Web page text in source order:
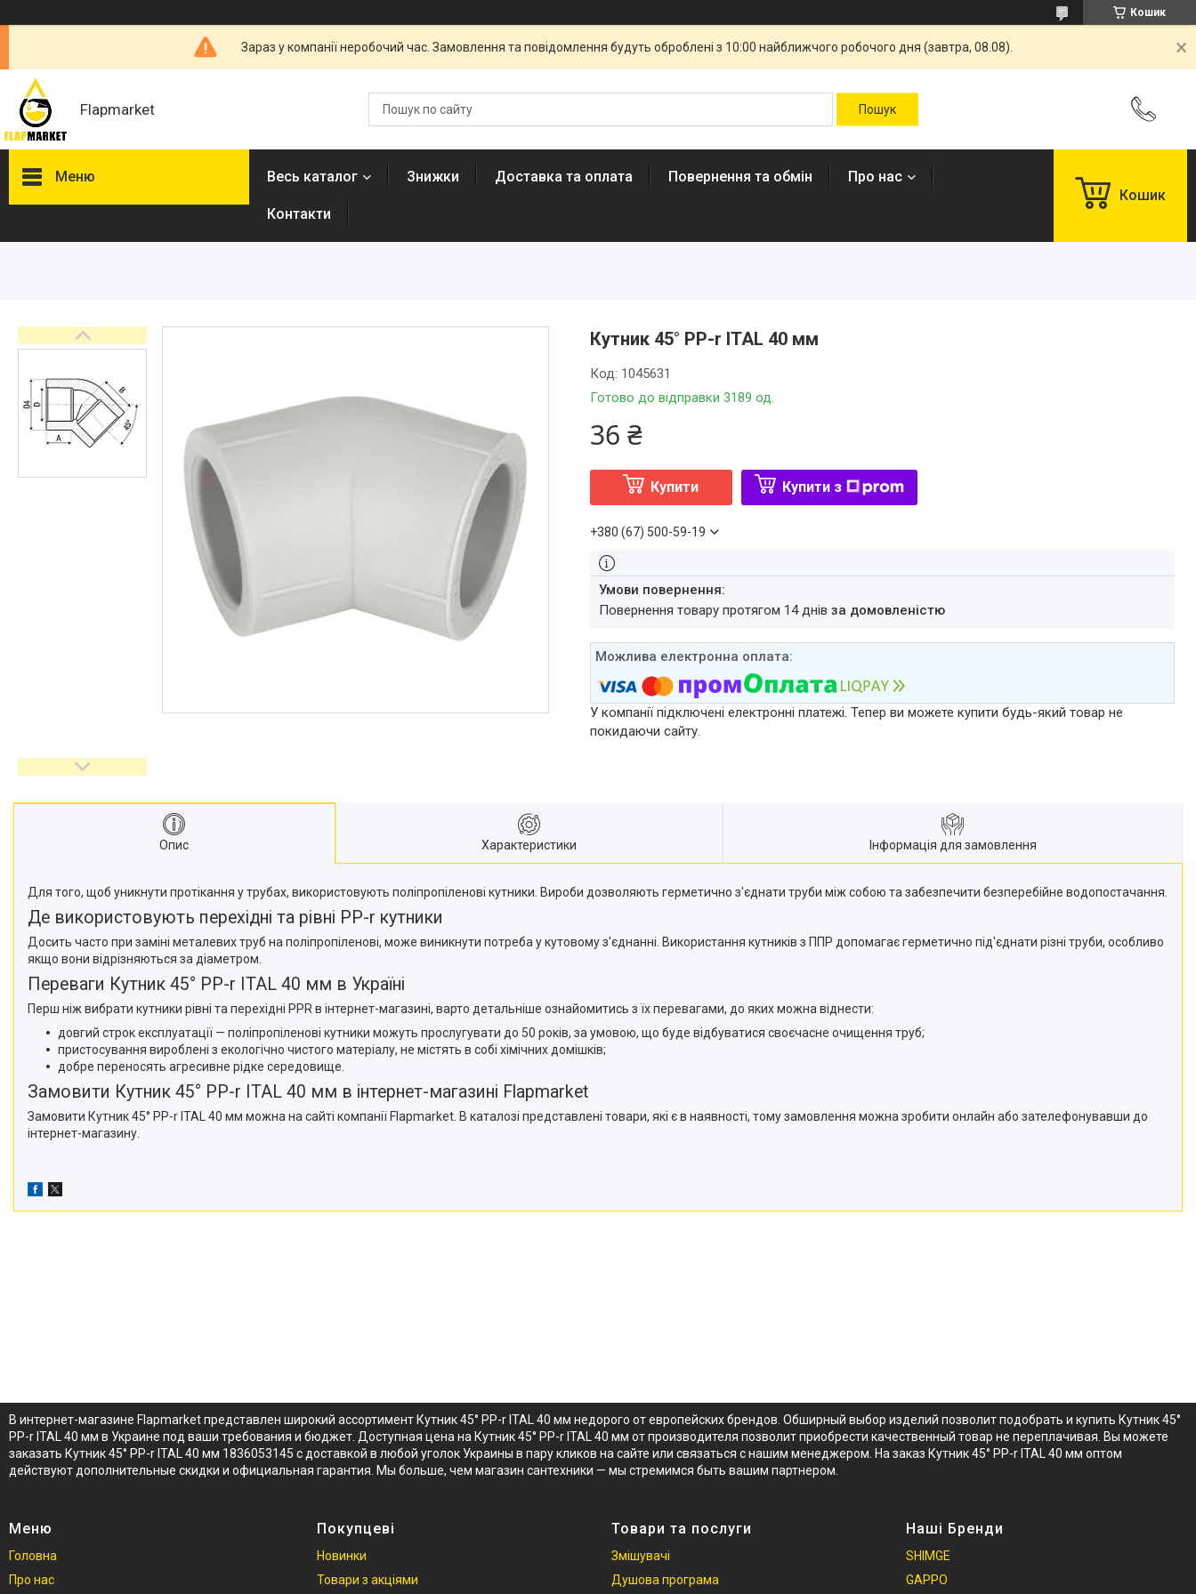
Кошик
Зараз у компанії неробочий час. Замовлення та повідомлення будуть оброблені з 10:00 найближчого робочого дня (завтра, 08.08).
Flapmarket
Меню
Душові трапи, дренажні
Аксесуари для ванної
кімнати
Запчастини та комплектуючі
Гнучкі шланги (підведення)
Матеріали для влаштування
Пакувальні сантехнічні
Весь каталог Знижки Доставка та оплата Повернення та обмін Про нас
Контакти
Кошик
Кутник 45° PP-r ITAL 40 мм
Готово до відправки 3189 од.
Код: 1045631
36 ₴
Купити Купити з
+380 (67) 500-59-19
повернення товару протягом 14 днів за домовленістю
У компанії підключені електронні платежі. Тепер ви можете купити будь-який товар не
покидаючи сайту.
Опис Характеристики Інформація для замовлення
Для того, щоб уникнути протікання у трубах, використовують поліпропіленові кутники. Вироби дозволяють герметично з'єднати труби між собою та забезпечити безперебійне водопостачання.
Де використовують перехідні та рівні PP-r кутники
Досить часто при заміні металевих труб на поліпропіленові, може виникнути потреба у кутовому з'єднанні. Використання кутників з ППР допомагає герметично під'єднати різні труби, особливо
якщо вони відрізняються за діаметром.
Переваги Кутник 45° PP-r ITAL 40 мм в Україні
Перш ніж вибрати кутники рівні та перехідні PPR в інтернет-магазині, варто детальніше ознайомитись з їх перевагами, до яких можна віднести:
довгий строк експлуатації — поліпропіленові кутники можуть прослугувати до 50 років, за умовою, що буде відбуватися своєчасне очищення труб;
пристосування вироблені з екологічно чистого матеріалу, не містять в собі хімічних домішків;
добре переносять агресивне рідке середовище.
Замовити Кутник 45° PP-r ITAL 40 мм в інтернет-магазині Flapmarket
Замовити Кутник 45° PP-r ITAL 40 мм можна на сайті компанії Flapmarket. В каталозі представлені товари, які є в наявності, тому замовлення можна зробити онлайн або зателефонувавши до
інтернет-магазину.
В интернет-магазине Flapmarket представлен широкий ассортимент Кутник 45° PP-r ITAL 40 мм недорого от европейских брендов. Обширный выбор изделий позволит подобрать и купить Кутник 45°
PP-r ITAL 40 мм в Украине под ваши требования и бюджет. Доступная цена на Кутник 45° PP-r ITAL 40 мм от производителя позволит приобрести качественный товар не переплачивая. Вы можете
заказать Кутник 45° PP-r ITAL 40 мм 1836053145 с доставкой в любой уголок Украины в пару кликов на сайте или связаться с нашим менеджером. На заказ Кутник 45° PP-r ITAL 40 мм оптом
действуют дополнительные скидки и официальная гарантия. Мы больше, чем магазин сантехники — мы стремимся быть вашим партнером.
Меню
Головна
Про нас
Покупцеві
Новинки
Товари з акціями
Товари та послуги
Змішувачі
Душова програма
Наші Бренди
SHIMGE
GAPPO